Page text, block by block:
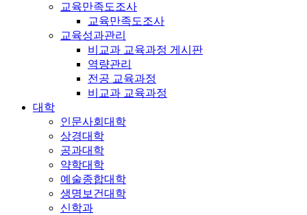
교육만족도조사
교육만족도조사
교육성과관리
비교과 교육과정 게시판
역량관리
전공 교육과정
비교과 교육과정
대학
인문사회대학
상경대학
공과대학
약학대학
예술종합대학
생명보건대학
신학과